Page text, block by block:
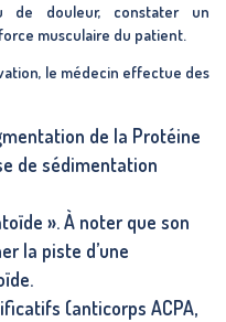
de douleur, constater un
musculaire du patient.
le médecin effectue des
de la Protéine
de sédimentation
». À noter que son
la piste d’une
(anticorps ACPA,